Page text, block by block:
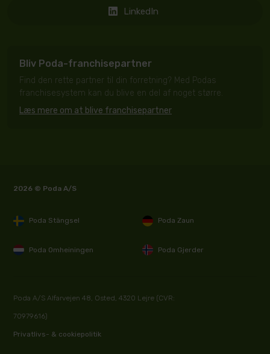
LinkedIn
Bliv Poda-franchisepartner
Find den rette partner til din forretning? Med Podas
franchisesystem kan du blive en del af noget større.
Læs mere om at blive franchisepartner
2026 © Poda A/S
Poda Stängsel Poda Zaun
Poda Omheiningen Poda Gjerder
Poda A/S Alfarvejen 48, Osted, 4320 Lejre (CVR:
70979616)
Privatlivs- & cookiepolitik